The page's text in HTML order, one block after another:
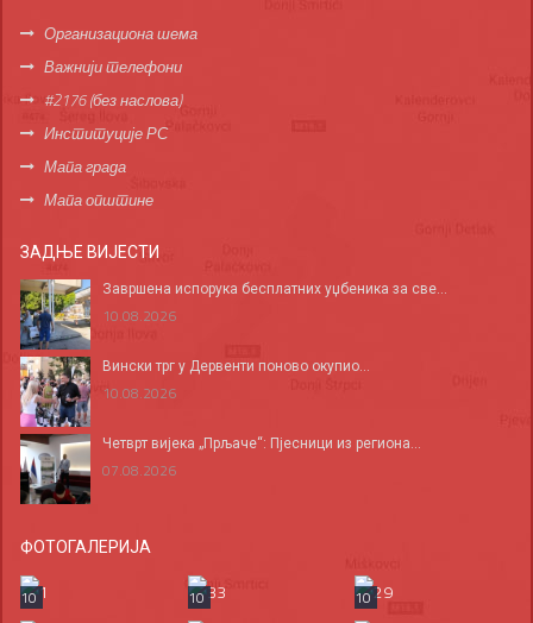
Организациона шема
Важнији телефони
#2176 (без наслова)
Институције РС
Мапа града
Мапа општине
ЗАДЊЕ ВИЈЕСТИ
Завршена испорука бесплатних уџбеника за све...
10.08.2026
Вински трг у Дервенти поново окупио...
10.08.2026
Четврт вијека „Прљаче“: Пјесници из региона...
07.08.2026
ФОТОГАЛЕРИЈА
10 10
10